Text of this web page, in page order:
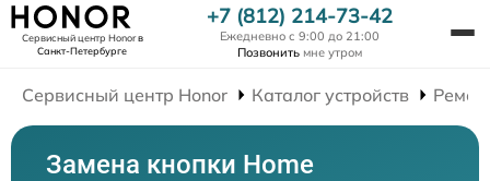
Сервисный центр Honorв
Санкт-Петербурге
+7 (812) 214-73-42
Ежедневно с 9:00 до 21:00
Позвонить мне утром
Сервисный центр Honor Каталог устройств
Замена кнопки Home